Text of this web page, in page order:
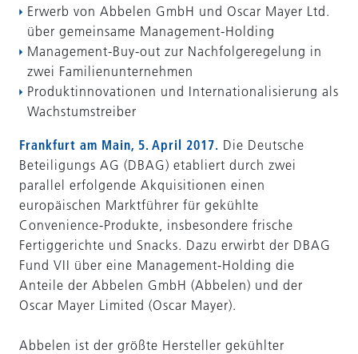
Erwerb von Abbelen GmbH und Oscar Mayer Ltd.
über gemeinsame Management-Holding
Management-Buy-out zur Nachfolgeregelung in
zwei Familienunternehmen
Produktinnovationen und Internationalisierung als
Wachstumstreiber
Frankfurt am Main, 5. April 2017. Die Deutsche
Beteiligungs AG (DBAG) etabliert durch zwei
parallel erfolgende Akquisitionen einen
europäischen Marktführer für gekühlte
Convenience-Produkte, insbesondere frische
Fertiggerichte und Snacks. Dazu erwirbt der DBAG
Fund VII über eine Management-Holding die
Anteile der Abbelen GmbH (Abbelen) und der
Oscar Mayer Limited (Oscar Mayer).
Abbelen ist der größte Hersteller gekühlter